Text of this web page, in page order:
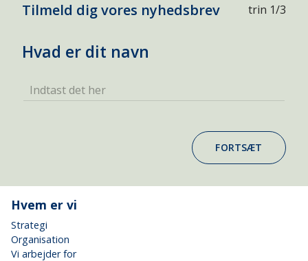
Tilmeld dig vores nyhedsbrev trin 1/3
Hvad er dit navn
Indtast det her
FORTSÆT
Hvem er vi
Strategi
Organisation
Vi arbejder for